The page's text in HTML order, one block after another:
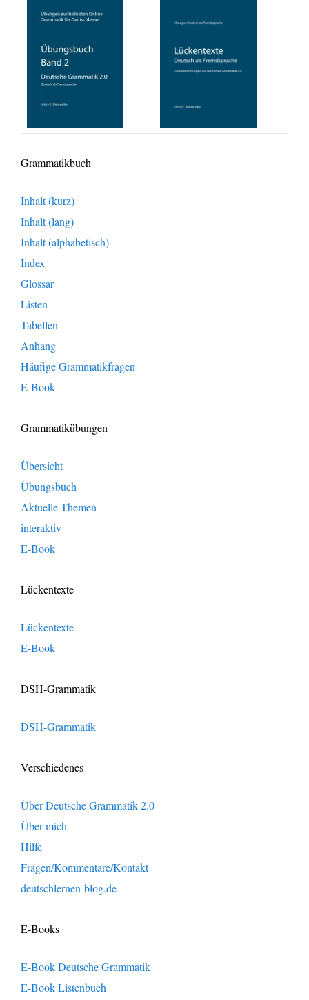
Grammatikbuch
Inhalt (kurz)
Inhalt (lang)
Inhalt (alphabetisch)
Index
Glossar
Listen
Tabellen
Anhang
Häufige Grammatikfragen
E-Book
Grammatikübungen
Übersicht
Übungsbuch
Aktuelle Themen
interaktiv
E-Book
Lückentexte
Lückentexte
E-Book
DSH-Grammatik
DSH-Grammatik
Verschiedenes
Über Deutsche Grammatik 2.0
Über mich
Hilfe
Fragen/Kommentare/Kontakt
deutschlernen-blog.de
E-Books
E-Book Deutsche Grammatik
E-Book Listenbuch